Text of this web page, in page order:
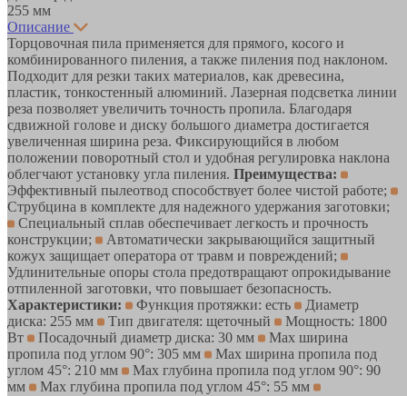
255 мм
Описание
Торцовочная пила применяется для прямого, косого и
комбинированного пиления, а также пиления под наклоном.
Подходит для резки таких материалов, как древесина,
пластик, тонкостенный алюминий. Лазерная подсветка линии
реза позволяет увеличить точность пропила. Благодаря
сдвижной голове и диску большого диаметра достигается
увеличенная ширина реза. Фиксирующийся в любом
положении поворотный стол и удобная регулировка наклона
облегчают установку угла пиления. Преимущества:
Эффективный пылеотвод способствует более чистой работе;
Струбцина в комплекте для надежного удержания заготовки;
Специальный сплав обеспечивает легкость и прочность
конструкции;
Автоматически закрывающийся защитный
кожух защищает оператора от травм и повреждений;
Удлинительные опоры стола предотвращают опрокидывание
отпиленной заготовки, что повышает безопасность.
Характеристики:
Функция протяжки: есть
Диаметр
диска: 255 мм
Тип двигателя: щеточный
Мощность: 1800
Вт
Посадочный диаметр диска: 30 мм
Max ширина
пропила под углом 90°: 305 мм
Max ширина пропила под
углом 45°: 210 мм
Max глубина пропила под углом 90°: 90
мм
Max глубина пропила под углом 45°: 55 мм